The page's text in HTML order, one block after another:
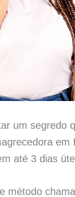
um segredo
até 3 dias
método